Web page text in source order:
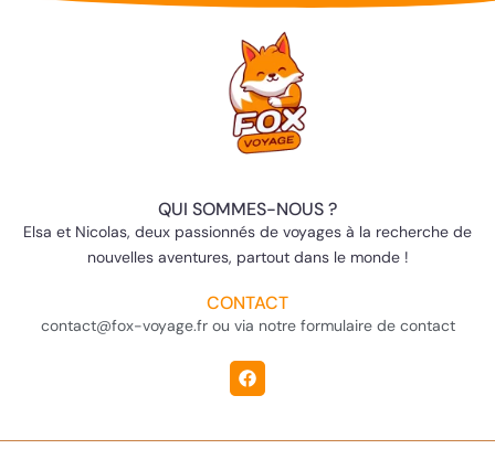
QUI SOMMES-NOUS ?
Elsa et Nicolas, deux passionnés de voyages à la recherche de
nouvelles aventures, partout dans le monde !
CONTACT
contact@fox-voyage.fr ou via notre formulaire de contact